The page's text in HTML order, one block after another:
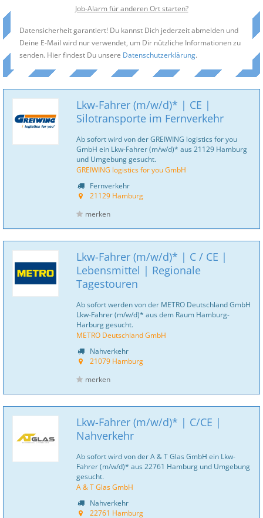
Job-Alarm für anderen Ort starten?
Datensicherheit garantiert! Du kannst Dich jederzeit abmelden und
Deine E-Mail wird nur verwendet, um Dir nützliche Informationen zu
senden. Hier findest Du unsere Datenschutzerklärung.
Lkw-Fahrer (m/w/d)* | CE |
Silotransporte im Fernverkehr
Ab sofort wird von der GREIWING logistics for you
GmbH ein Lkw-Fahrer (m/w/d)* aus 21129 Hamburg
und Umgebung gesucht.
GREIWING logistics for you GmbH
Fernverkehr
21129 Hamburg
merken
Lkw-Fahrer (m/w/d)* | C / CE |
Lebensmittel | Regionale
Tagestouren
Ab sofort werden von der METRO Deutschland GmbH
Lkw-Fahrer (m/w/d)* aus dem Raum Hamburg-
Harburg gesucht.
METRO Deutschland GmbH
Nahverkehr
21079 Hamburg
merken
Lkw-Fahrer (m/w/d)* | C/CE |
Nahverkehr
Ab sofort wird von der A & T Glas GmbH ein Lkw-
Fahrer (m/w/d)* aus 22761 Hamburg und Umgebung
gesucht.
A & T Glas GmbH
Nahverkehr
22761 Hamburg